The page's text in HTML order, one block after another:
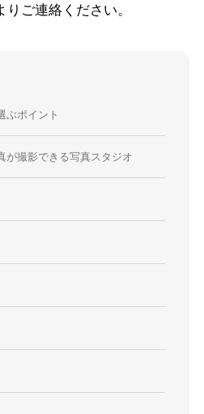
りご連絡ください。
ぶポイント
が撮影できる写真スタジオ